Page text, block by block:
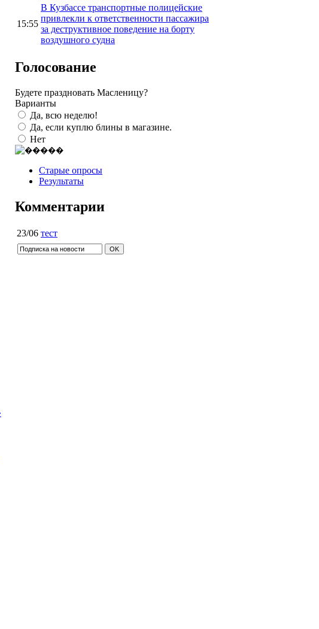
15:55
В Кузбассе транспортные полицейские
привлекли к ответственности пассажира
за деструктивное поведение на борту
воздушного судна
Голосование
Будете праздновать Масленицу?
Варианты
Да, всю неделю!
Да, если куплю блины в магазине.
Нет
Старые опросы
Результаты
Комментарии
23/06 тест